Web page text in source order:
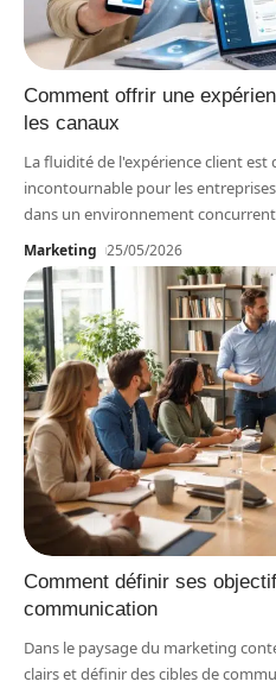
Comment offrir une
les canaux
La fluidité de l'expérience client est
incontournable pour les
dans un environnement
Marketing 25/05/2026
Comment définir ses
communication
Dans le paysage du marketing
clairs et définir des cibles de